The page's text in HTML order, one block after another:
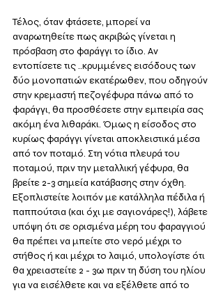
Τέλος, όταν φτάσετε, μπορεί να
αναρωτηθείτε πως ακριβώς γίνεται η
πρόσβαση στο φαράγγι το ίδιο. Αν
εντοπίσετε τις ..κρυμμένες εισόδους των
δύο μονοπατιών εκατέρωθεν, που οδηγούν
στην κρεμαστή πεζογέφυρα πάνω από το
φαράγγι, θα προσθέσετε στην εμπειρία σας
ακόμη ένα λιθαράκι. Όμως η είσοδος στο
κυρίως φαράγγι γίνεται αποκλειστικά μέσα
από τον ποταμό. Στη νότια πλευρά του
ποταμού, πριν την μεταλλική γέφυρα, θα
βρείτε 2-3 σημεία κατάβασης στην όχθη.
Εξοπλιστείτε λοιπόν με κατάλληλα πέδιλα ή
παππούτσια (και όχι με σαγιονάρες!), λάβετε
υπόψη ότι σε ορισμένα μέρη του φαραγγιού
θα πρέπει να μπείτε στο νερό μέχρι το
στήθος ή και μέχρι το λαιμό, υπολογίστε ότι
θα χρειαστείτε 2 - 3ω πριν τη δύση του ηλίου
για να εισέλθετε και να εξέλθετε από το